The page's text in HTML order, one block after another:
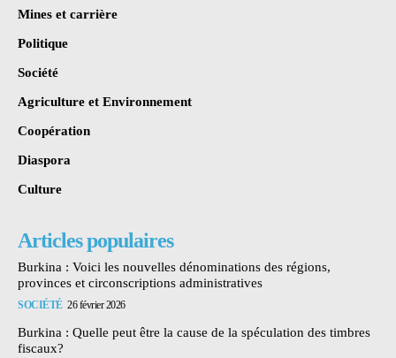
Mines et carrière
Politique
Société
Agriculture et Environnement
Coopération
Diaspora
Culture
Articles populaires
Burkina : Voici les nouvelles dénominations des régions,
provinces et circonscriptions administratives
SOCIÉTÉ 26 février 2026
Burkina : Quelle peut être la cause de la spéculation des timbres
fiscaux?